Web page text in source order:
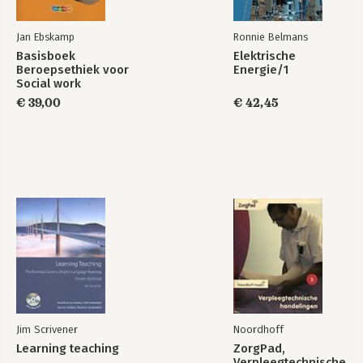
Jan Ebskamp
Basisboek
Beroepsethiek voor
Social work
€ 39,00
Ronnie Belmans
Elektrische
Energie/1
€ 42,45
Jim Scrivener
Learning teaching
Noordhoff
ZorgPad,